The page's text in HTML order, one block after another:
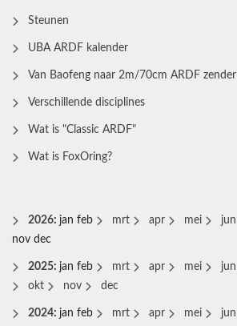
Steunen
UBA ARDF kalender
Van Baofeng naar 2m/70cm ARDF zender
Verschillende disciplines
Wat is "Classic ARDF"
Wat is FoxOring?
2026: jan feb mrt apr mei jun
nov dec
2025: jan feb mrt apr mei jun
okt
nov dec
2024: jan feb mrt apr mei jun